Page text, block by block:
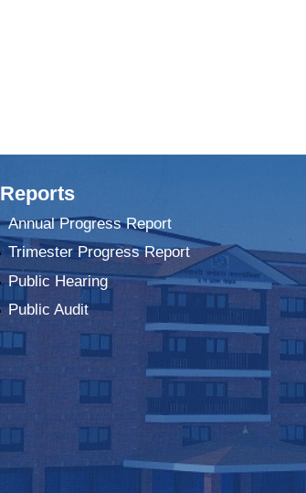
Reports
Annual Progress Report
Trimester Progress Report
Public Hearing
Public Audit